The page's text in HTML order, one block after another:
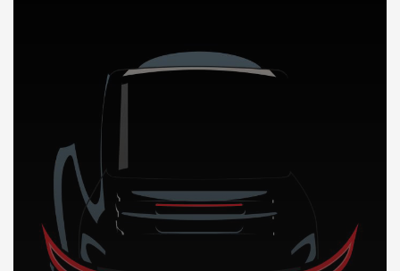
DÉCOUVREZ NOTRE IMPORTATION AUTO en Suisse